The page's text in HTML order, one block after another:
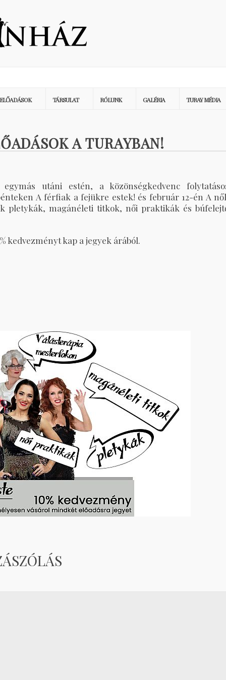
ELŐADÁSOK TÁRSULAT RÓLUNK GALÉRIA TURAY MÉDIA
A TURAYBAN!
utáni estén, a közönségkedvenc
A férfiak a fejükre estek! és február 12-én A
pletykák, magánéleti titkok, női praktikák és
kedvezményt kap a jegyek árából.